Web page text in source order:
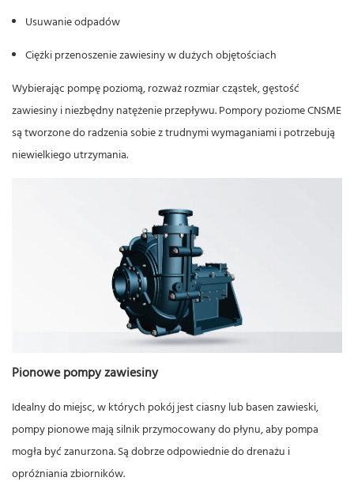
Usuwanie odpadów
Ciężki przenoszenie zawiesiny w dużych objętościach
Wybierając pompę poziomą, rozważ rozmiar cząstek, gęstość
zawiesiny i niezbędny natężenie przepływu.Pompory poziome CNSME
są tworzone do radzenia sobie z trudnymi wymaganiami i potrzebują
niewielkiego utrzymania.
Pionowe pompy zawiesiny
Idealny do miejsc, w których pokój jest ciasny lub basen zawieski,
pompy pionowe mają silnik przymocowany do płynu, aby pompa
mogła być zanurzona. Są dobrze odpowiednie do drenażu i
opróżniania zbiorników.